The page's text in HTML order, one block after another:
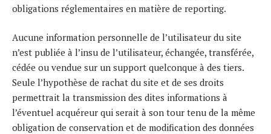
obligations réglementaires en matière de reporting.
Aucune information personnelle de l’utilisateur du site
n’est publiée à l’insu de l’utilisateur, échangée, transférée,
cédée ou vendue sur un support quelconque à des tiers.
Seule l’hypothèse de rachat du site et de ses droits
permettrait la transmission des dites informations à
l’éventuel acquéreur qui serait à son tour tenu de la même
obligation de conservation et de modification des données